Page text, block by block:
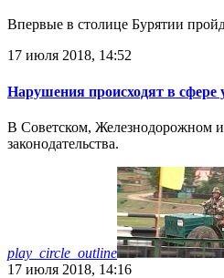
Впервые в столице Бурятии
17 июля 2018, 14:52
Нарушения происходят в сфере
В Советском, Железнодорожном
законодательства.
play_circle_outline
17 июля 2018, 14:16